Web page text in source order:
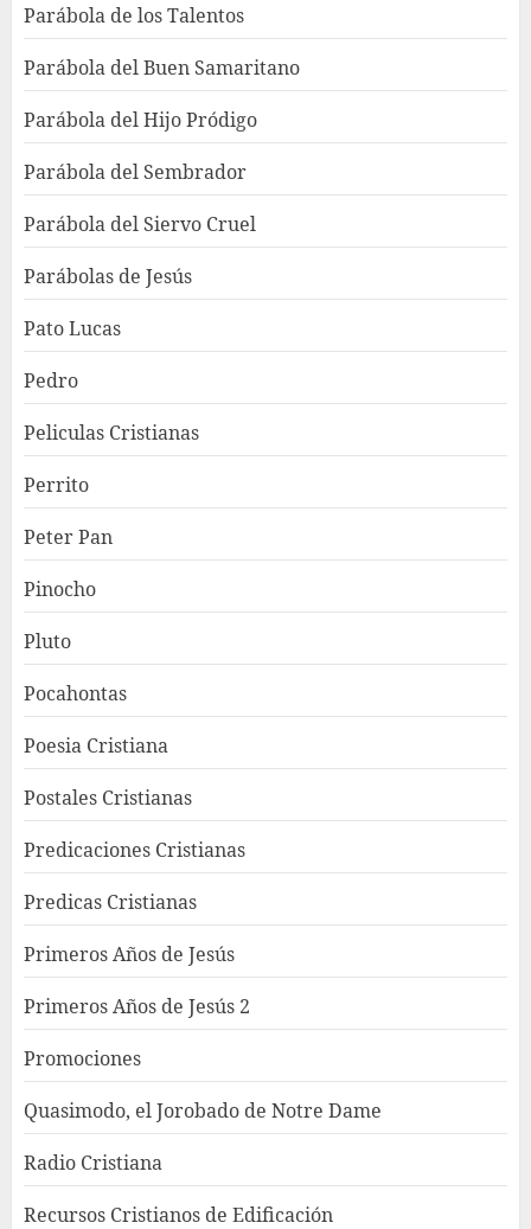
Parábola de los Talentos
Parábola del Buen Samaritano
Parábola del Hijo Pródigo
Parábola del Sembrador
Parábola del Siervo Cruel
Parábolas de Jesús
Pato Lucas
Pedro
Peliculas Cristianas
Perrito
Peter Pan
Pinocho
Pluto
Pocahontas
Poesia Cristiana
Postales Cristianas
Predicaciones Cristianas
Predicas Cristianas
Primeros Años de Jesús
Primeros Años de Jesús 2
Promociones
Quasimodo, el Jorobado de Notre Dame
Radio Cristiana
Recursos Cristianos de Edificación